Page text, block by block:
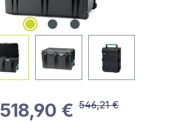
518,90 € 546,21 €